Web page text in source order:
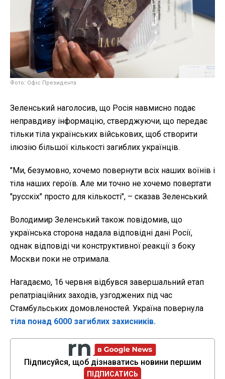
Фото: Офіс Президента
Зеленський наголосив, що Росія навмисно подає
неправдиву інформацію, стверджуючи, що передає
тільки тіла українських військових, щоб створити
ілюзію більшої кількості загиблих українців.
"Ми, безумовно, хочемо повернути всіх наших воїнів і
тіла наших героїв. Але ми точно не хочемо повертати
"русскіх" просто для кількості", – сказав Зеленський.
Володимир Зеленський також повідомив, що
українська сторона надала відповідні дані Росії,
однак відповіді чи конструктивної реакції з боку
Москви поки не отримала.
Нагадаємо, 16 червня відбувся завершальний етап
репатріаційних заходів, узгоджених під час
Стамбульських домовленостей. Україна повернула
тіла понад 6000 загиблих захисників.
Підписуйся, щоб дізнаватись новини першим
ПІДПИСАТИСЬ